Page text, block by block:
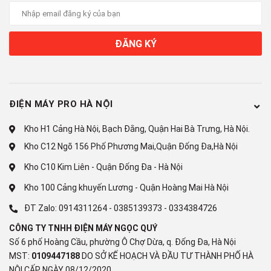
Luồng khí lạnh đa chiều Multi Air Flow
Công nghệ bảo quản thực phẩm:
Bảo quản thực phẩm với công nghệ Multi Air FlowNgăn
Tiện ích
Tiện ích:
Đèn LED chiếu sáng
Khay đá di động
Khay kệ linh hoạt
ĐĂNG KÝ
ĐIỆN MÁY PRO HÀ NỘI
Kho H1 Cảng Hà Nội, Bạch Đằng, Quận Hai Bà Trưng, Hà Nội.
Kho C12 Ngõ 156 Phố Phương Mai,Quận Đống Đa,Hà Nội
Kho C10 Kim Liên - Quận Đống Đa - Hà Nội
Kho 100 Cảng khuyến Lương - Quận Hoàng Mai Hà Nội
ĐT Zalo: 0914311264 - 0385139373 - 0334384726
CÔNG TY TNHH ĐIỆN MÁY NGỌC QUÝ
Số 6 phố Hoàng Cầu, phường Ô Chợ Dừa, q. Đống Đa, Hà Nội
MST: 0109447188 DO SỞ KẾ HOẠCH VÀ ĐẦU TƯ THÀNH PHỐ HÀ